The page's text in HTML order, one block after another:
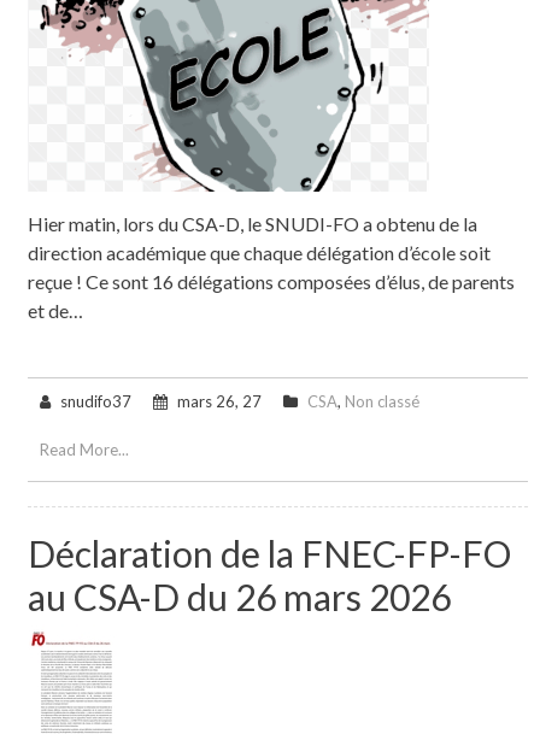
Hier matin, lors du CSA-D, le SNUDI-FO a obtenu de la
direction académique que chaque délégation d’école soit
reçue ! Ce sont 16 délégations composées d’élus, de parents
et de…
snudifo37 mars 26, 27 CSA, Non classé
Read More...
Déclaration de la FNEC-FP-FO
au CSA-D du 26 mars 2026